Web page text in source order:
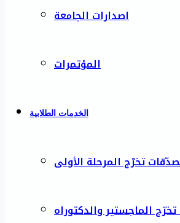
اصدارات الجامعة
المؤتمرات
الخدمات الطلابية
تخرّج المرحلة الأولى
الماجستير والدكتوراه